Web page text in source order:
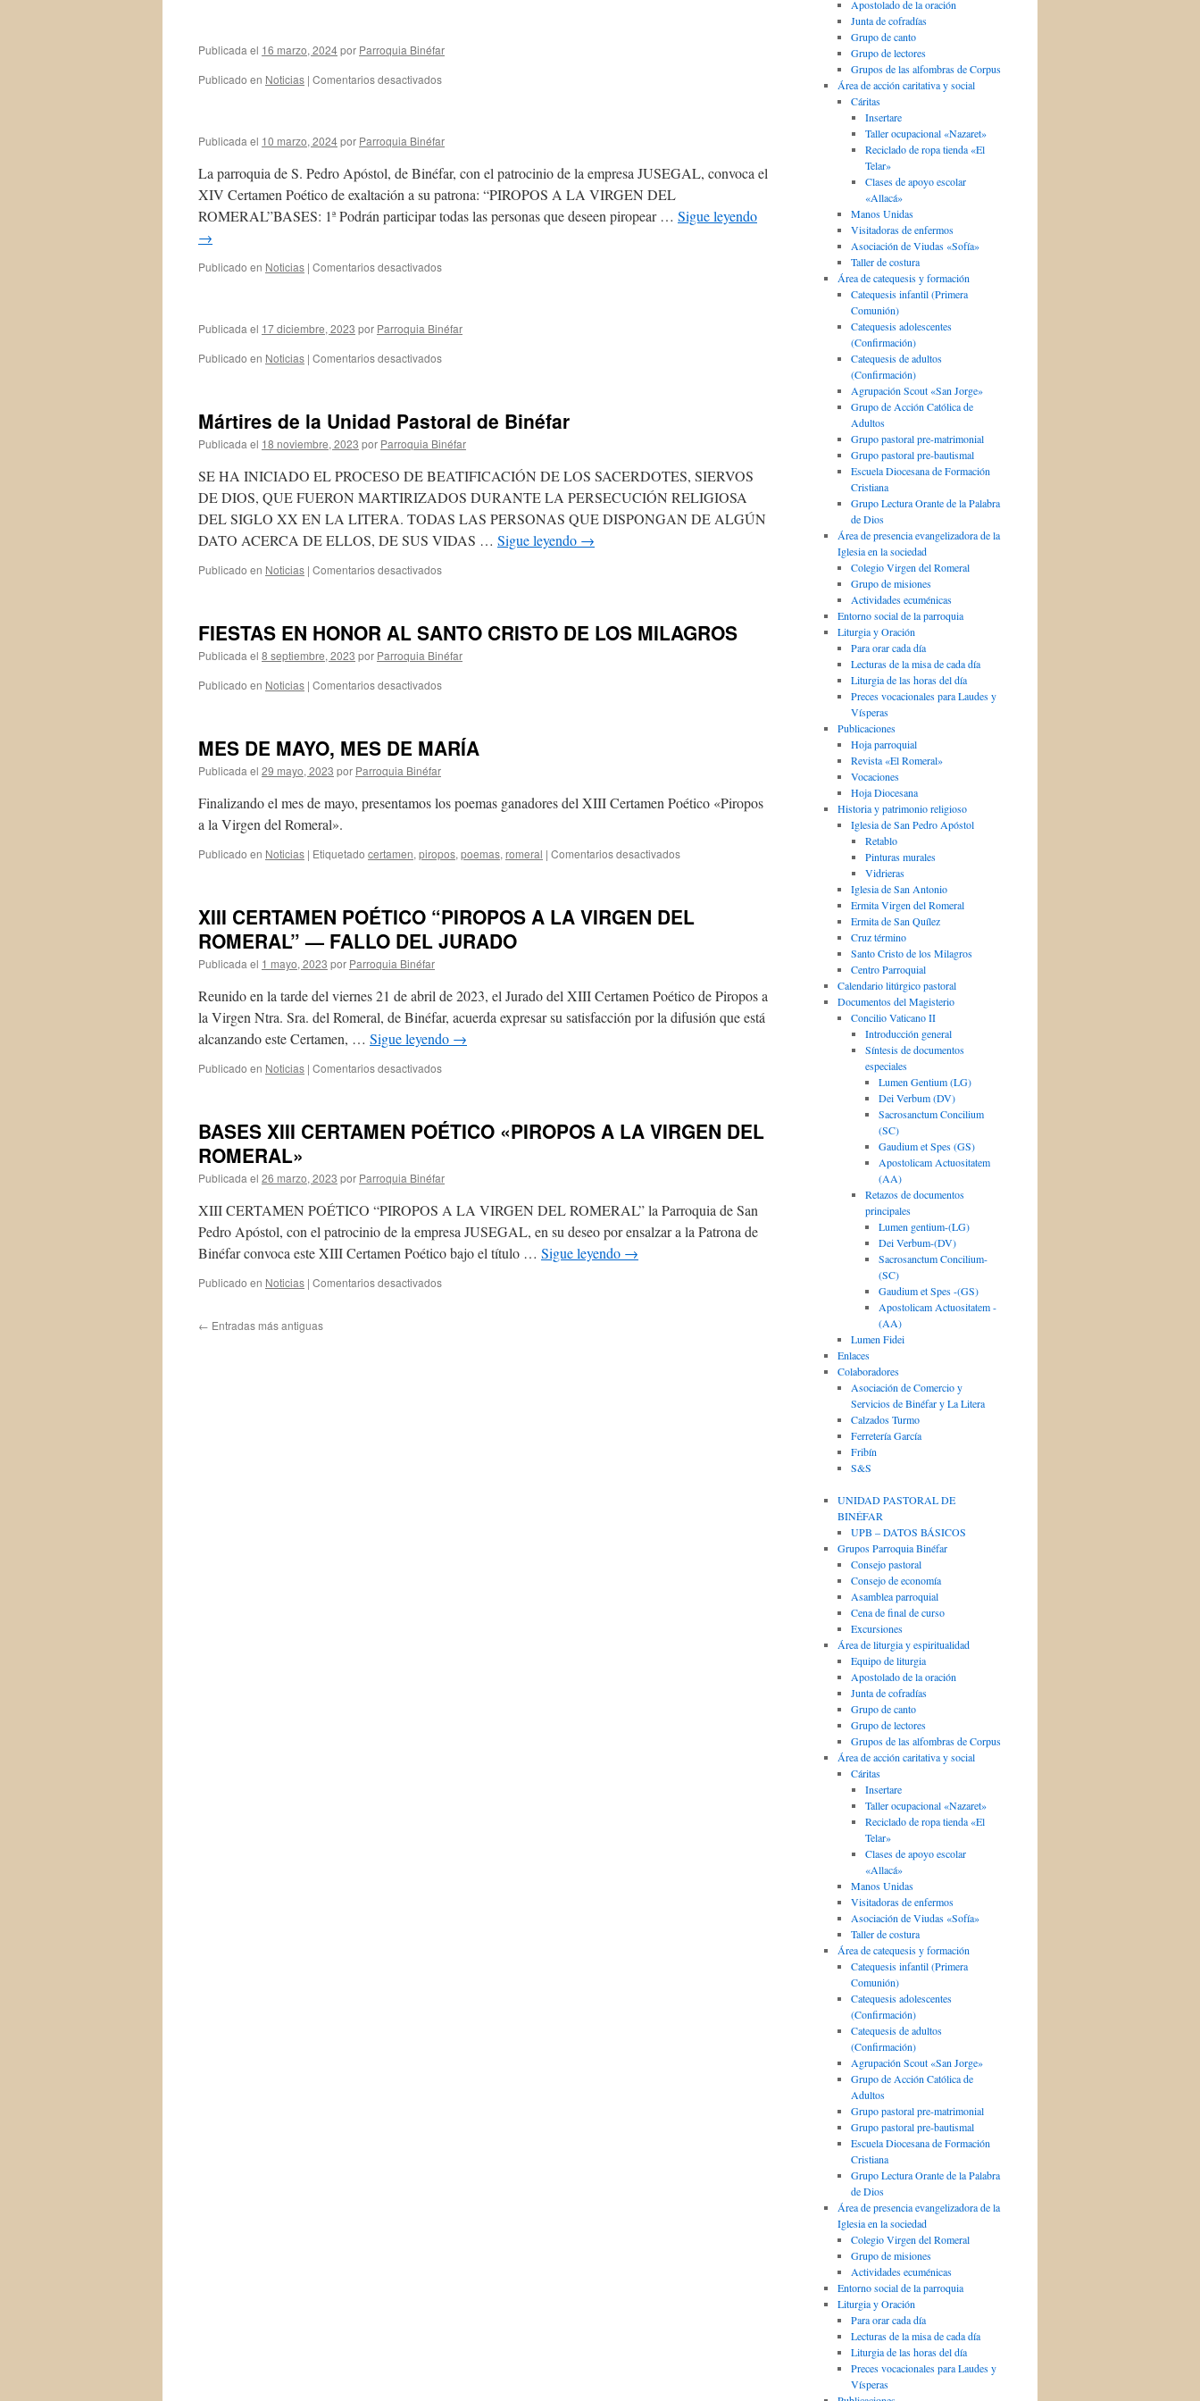
Publicada el 16 marzo, 2024por Parroquia Binéfar
Publicado en Noticias | Comentarios desactivados
Publicada el 10 marzo, 2024por Parroquia Binéfar
La parroquia de S. Pedro Apóstol, de Binéfar, con el patrocinio de la empresa JUSEGAL, convoca el
XIV Certamen Poético de exaltación a su patrona: “PIROPOS A LA VIRGEN DEL
ROMERAL”BASES: 1ª Podrán participar todas las personas que deseen piropear … Sigue leyendo
→
Publicado en Noticias | Comentarios desactivados
Publicada el 17 diciembre, 2023 por Parroquia Binéfar
Publicado en Noticias | Comentarios desactivados
Mártires de la Unidad Pastoral de Binéfar
Publicada el 18 noviembre, 2023 por Parroquia Binéfar
SE HA INICIADO EL PROCESO DE BEATIFICACIÓN DE LOS SACERDOTES, SIERVOS
DE DIOS, QUE FUERON MARTIRIZADOS DURANTE LA PERSECUCIÓN RELIGIOSA
DEL SIGLO XX EN LA LITERA. TODAS LAS PERSONAS QUE DISPONGAN DE ALGÚN
DATO ACERCA DE ELLOS, DE SUS VIDAS … Sigue leyendo →
Publicado en Noticias | Comentarios desactivados
Unidad
Pastoral
de
FIESTAS EN HONOR AL SANTO CRISTO DE LOS MILAGROS
Publicada el 8 septiembre, 2023 por Parroquia Binéfar
Publicado en Noticias | Comentarios desactivados
AL
LOS
MES DE MAYO, MES DE MARÍA
Publicada el 29 mayo, 2023 por Parroquia Binéfar
Finalizando el mes de mayo, presentamos los poemas ganadores del XIII Certamen Poético «Piropos
a la Virgen del Romeral».
Publicado en Noticias | Etiquetado certamen, piropos, poemas, romeral | Comentarios desactivados
MES
XIII CERTAMEN POÉTICO “PIROPOS A LA VIRGEN DEL
ROMERAL” — FALLO DEL JURADO
Publicada el 1 mayo, 2023 por Parroquia Binéfar
Reunido en la tarde del viernes 21 de abril de 2023, el Jurado del XIII Certamen Poético de Piropos a
la Virgen Ntra. Sra. del Romeral, de Binéfar, acuerda expresar su satisfacción por la difusión que está
alcanzando este Certamen, … Sigue leyendo →
Publicado en Noticias | Comentarios desactivados
“PIROPOS
VIRGEN
ROMERAL”
—
FALLO
DEL
BASES XIII CERTAMEN POÉTICO «PIROPOS A LA VIRGEN DEL
ROMERAL»
Publicada el 26 marzo, 2023 por Parroquia Binéfar
XIII CERTAMEN POÉTICO “PIROPOS A LA VIRGEN DEL ROMERAL” la Parroquia de San
Pedro Apóstol, con el patrocinio de la empresa JUSEGAL, en su deseo por ensalzar a la Patrona de
Binéfar convoca este XIII Certamen Poético bajo el título … Sigue leyendo →
Publicado en Noticias | Comentarios desactivados
← Entradas más antiguas
Apostolado de la oración
Junta de cofradías
Grupo de canto
Grupo de lectores
Grupos de las alfombras de Corpus
Área de acción caritativa y social
Cáritas
Insertare
Taller ocupacional «Nazaret»
Reciclado de ropa tienda «El
Telar»
Clases de apoyo escolar
«Allacá»
Manos Unidas
Visitadoras de enfermos
Asociación de Viudas «Sofía»
Taller de costura
Área de catequesis y formación
Catequesis infantil (Primera
Comunión)
Catequesis adolescentes
(Confirmación)
Catequesis de adultos
(Confirmación)
Agrupación Scout «San Jorge»
Grupo de Acción Católica de
Adultos
Grupo pastoral pre-matrimonial
Grupo pastoral pre-bautismal
Escuela Diocesana de Formación
Cristiana
Grupo Lectura Orante de la Palabra
de Dios
Área de presencia evangelizadora de la
Iglesia en la sociedad
Colegio Virgen del Romeral
Grupo de misiones
Actividades ecuménicas
Entorno social de la parroquia
Liturgia y Oración
Para orar cada día
Lecturas de la misa de cada día
Liturgia de las horas del día
Preces vocacionales para Laudes y
Vísperas
Publicaciones
Hoja parroquial
Revista «El Romeral»
Vocaciones
Hoja Diocesana
Historia y patrimonio religioso
Iglesia de San Pedro Apóstol
Retablo
Pinturas murales
Vidrieras
Iglesia de San Antonio
Ermita Virgen del Romeral
Ermita de San Quílez
Cruz término
Santo Cristo de los Milagros
Centro Parroquial
Calendario litúrgico pastoral
Documentos del Magisterio
Concilio Vaticano II
Introducción general
Síntesis de documentos
especiales
Lumen Gentium (LG)
Dei Verbum (DV)
Sacrosanctum Concilium
(SC)
Gaudium et Spes (GS)
Apostolicam Actuositatem
(AA)
Retazos de documentos
principales
Lumen gentium-(LG)
Dei Verbum-(DV)
Sacrosanctum Concilium-
(SC)
Gaudium et Spes -(GS)
Apostolicam Actuositatem -
(AA)
Lumen Fidei
Enlaces
Colaboradores
Asociación de Comercio y
Servicios de Binéfar y La Litera
Calzados Turmo
Ferretería García
Fribín
S&S
UNIDAD PASTORAL DE
BINÉFAR
UPB – DATOS BÁSICOS
Grupos Parroquia Binéfar
Consejo pastoral
Consejo de economía
Asamblea parroquial
Cena de final de curso
Excursiones
Área de liturgia y espiritualidad
Equipo de liturgia
Apostolado de la oración
Junta de cofradías
Grupo de canto
Grupo de lectores
Grupos de las alfombras de Corpus
Área de acción caritativa y social
Cáritas
Insertare
Taller ocupacional «Nazaret»
Reciclado de ropa tienda «El
Telar»
Clases de apoyo escolar
«Allacá»
Manos Unidas
Visitadoras de enfermos
Asociación de Viudas «Sofía»
Taller de costura
Área de catequesis y formación
Catequesis infantil (Primera
Comunión)
Catequesis adolescentes
(Confirmación)
Catequesis de adultos
(Confirmación)
Agrupación Scout «San Jorge»
Grupo de Acción Católica de
Adultos
Grupo pastoral pre-matrimonial
Grupo pastoral pre-bautismal
Escuela Diocesana de Formación
Cristiana
Grupo Lectura Orante de la Palabra
de Dios
Área de presencia evangelizadora de la
Iglesia en la sociedad
Colegio Virgen del Romeral
Grupo de misiones
Actividades ecuménicas
Entorno social de la parroquia
Liturgia y Oración
Para orar cada día
Lecturas de la misa de cada día
Liturgia de las horas del día
Preces vocacionales para Laudes y
Vísperas